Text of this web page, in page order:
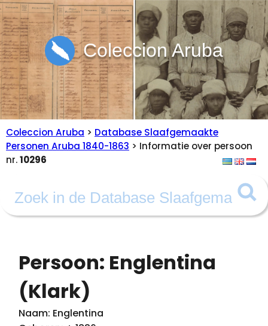
Coleccion Aruba
Coleccion Aruba > Database Slaafgemaakte
Personen Aruba 1840-1863 > Informatie over persoon
nr.10296
Persoon: Englentina
(Klark)
Naam: Englentina